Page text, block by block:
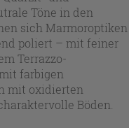
Töne in den
sich Marmoroptiken
poliert – mit feiner
Terrazzo-
farbigen
mit oxidierten
Böden.